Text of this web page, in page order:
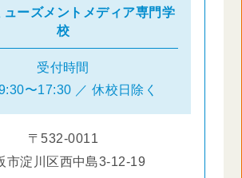
ューズメントメディア専門学
校
受付時間
〜17:30 ／ 休校日除く
〒532-0011
市淀川区西中島3-12-19